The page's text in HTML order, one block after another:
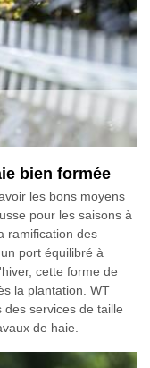
bien formée
les bons moyens
pour les saisons à
ramification des
port équilibré à
cette forme de
la plantation. WT
services de taille
de haie.